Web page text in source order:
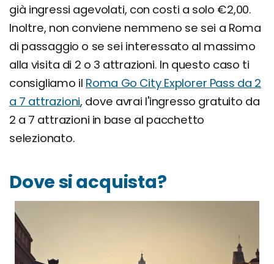
già ingressi agevolati, con costi a solo €2,00.
Inoltre, non conviene nemmeno se sei a Roma
di passaggio o se sei interessato al massimo
alla visita di 2 o 3 attrazioni. In questo caso ti
consigliamo il Roma Go City Explorer Pass da 2
a 7 attrazioni, dove avrai l'ingresso gratuito da
2 a 7 attrazioni in base al pacchetto
selezionato.
Dove si acquista?